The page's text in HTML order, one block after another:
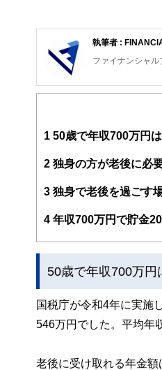
執筆者 :
ファイナンシャル
FinancialField編
案から記事掲載ま
FinancialFieldの
ー、公認会計士、
と、読み応えのあ
私たちは、快適で
1 50歳で年収700万円
2 独身の方が老後に必
3 独身で老後を過ごす
4 年収700万円で貯金
50歳で年収700万円
国税庁が令和4年に実施
546万円でした。平均年
老後に受け取れる年金